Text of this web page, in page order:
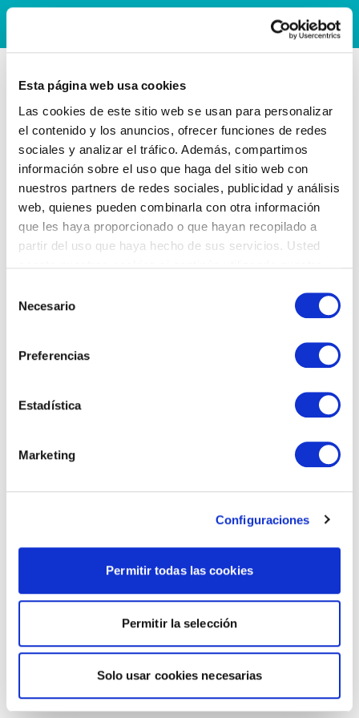
Esta página web usa cookies
Las cookies de este sitio web se usan para personalizar
el contenido y los anuncios, ofrecer funciones de redes
sociales y analizar el tráfico. Además, compartimos
información sobre el uso que haga del sitio web con
nuestros partners de redes sociales, publicidad y análisis
web, quienes pueden combinarla con otra información
que les haya proporcionado o que hayan recopilado a
partir del uso que haya hecho de sus servicios. Usted
Necesario
Preferencias
Estadística
Marketing
Configuraciones
Permitir todas las cookies
Permitir la selección
Solo usar cookies necesarias